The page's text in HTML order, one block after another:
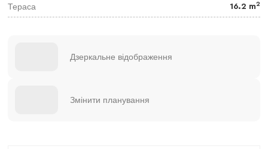
Тераса 16.2 m2
Дзеркальне відображення
Змінити планування